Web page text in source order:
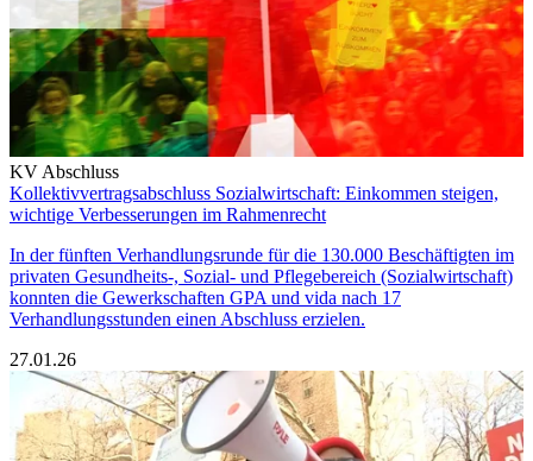
KV Abschluss
Kollektivvertragsabschluss Sozialwirtschaft: Einkommen steigen,
wichtige Verbesserungen im Rahmenrecht
In der fünften Verhandlungsrunde für die 130.000 Beschäftigten im
privaten Gesundheits-, Sozial- und Pflegebereich (Sozialwirtschaft)
konnten die Gewerkschaften GPA und vida nach 17
Verhandlungsstunden einen Abschluss erzielen.
27.01.26